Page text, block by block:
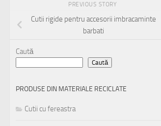
PREVIOUS STORY
Cutii rigide pentru accesorii imbracaminte
barbati
Caută
Caută
PRODUSE DIN MATERIALE RECICLATE
Cutii cu fereastra